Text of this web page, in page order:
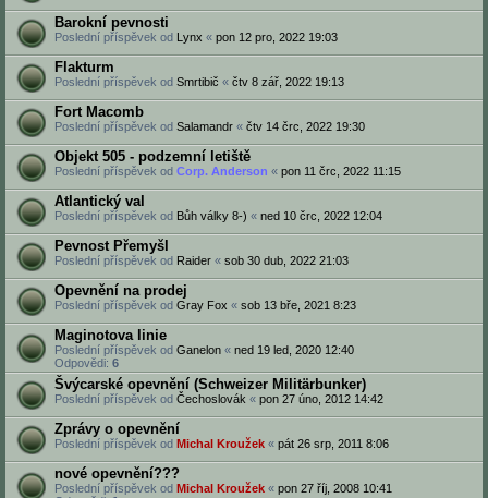
Barokní pevnosti
Poslední příspěvek od Lynx « pon 12 pro, 2022 19:03
Flakturm
Poslední příspěvek od Smrtibič « čtv 8 zář, 2022 19:13
Fort Macomb
Poslední příspěvek od Salamandr « čtv 14 črc, 2022 19:30
Objekt 505 - podzemní letiště
Poslední příspěvek od Corp. Anderson « pon 11 črc, 2022 11:15
Atlantický val
Poslední příspěvek od Bůh války 8-) « ned 10 črc, 2022 12:04
Pevnost Přemyšl
Poslední příspěvek od Raider « sob 30 dub, 2022 21:03
Opevnění na prodej
Poslední příspěvek od Gray Fox « sob 13 bře, 2021 8:23
Maginotova linie
Poslední příspěvek od Ganelon « ned 19 led, 2020 12:40
Odpovědi: 6
Švýcarské opevnění (Schweizer Militärbunker)
Poslední příspěvek od Čechoslovák « pon 27 úno, 2012 14:42
Zprávy o opevnění
Poslední příspěvek od Michal Kroužek « pát 26 srp, 2011 8:06
nové opevnění???
Poslední příspěvek od Michal Kroužek « pon 27 říj, 2008 10:41